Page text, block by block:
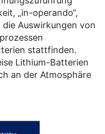
„in-operando“,
Auswirkungen von
stattfinden.
Lithium-Batterien
an der Atmosphäre